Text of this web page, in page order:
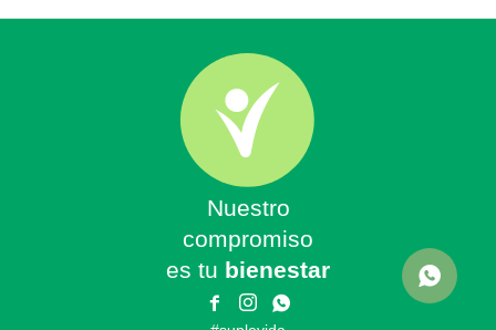
Nuestro
compromiso
es tu bienestar
 
